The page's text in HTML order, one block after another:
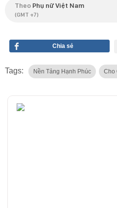
Theo Phụ nữ Việt Nam
(GMT +7)
Chia sẻ
Tags: Nền Tảng Hạnh Phúc Cho